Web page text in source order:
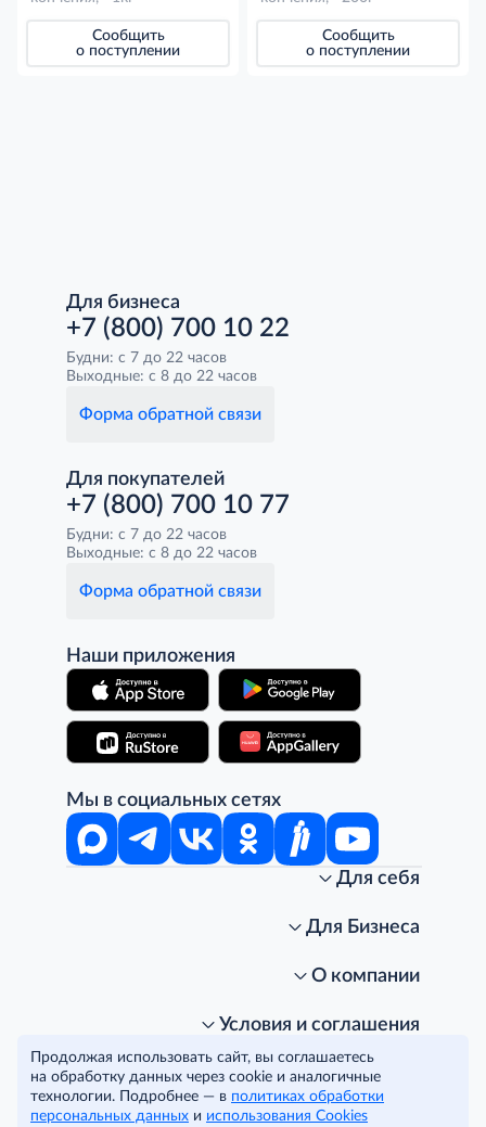
Сообщить
о поступлении
Сообщить
о поступлении
Для бизнеса
+7 (800) 700 10 22
Будни: с 7 до 22 часов
Выходные: с 8 до 22 часов
Форма обратной связи
Для покупателей
+7 (800) 700 10 77
Будни: с 7 до 22 часов
Выходные: с 8 до 22 часов
Форма обратной связи
Наши приложения
Мы в социальных сетях
Для себя
Стань клиентом METRO
Подарочные карты. Активация и баланс
Часто задаваемые вопросы
METRO AG
Как читать ценники?
Для Бизнеса
Для магазинов
Для офисов и предприятий
Рекламодателям
Поставщикам
О компании
Программа METRO Potentials
Торговые центры
Собственные бренды
Условия и соглашения
Политика конфиденциальности
Правовая информация
Условия соглашения
Cookies
© METRO Cash and Carry Russia, 2026
Читать полностью
Продолжая использовать сайт, вы соглашаетесь
на обработку данных через cookie и аналогичные
технологии. Подробнее — в политиках обработки
персональных данных и использования Cookies